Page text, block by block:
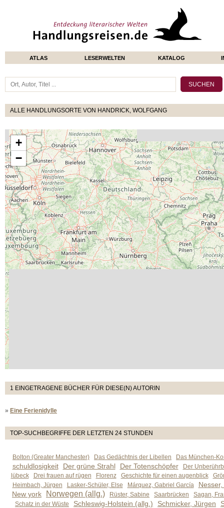
ATLAS LESERWELTEN KATALOG
ALLE HANDLUNGSORTE VON HANDRICK, WOLFGANG
+
−
1 EINGETRAGENE BÜCHER FÜR DIESE(N) AUTORIN
» Eine Ferienidylle
TOP-SUCHBEGRIFFE DER LETZTEN 24 STUNDEN
Bolton (Greater Manchester) Das Gedächtnis der Libellen Das München-
schuldlosigkeit Der grüne Strahl Der Totenschöpfer
Der
lübeck
Drei frauen auf rügen Florenz Geschichte für einen augenblick
Heimbach, Jürgen
Lasker-Schüler, Else Márquez, Gabriel García
New york
Norwegen (allg.) Rüster, Sabine Saarbrücken
Sagan,
Schatz in der Wüste
Schleswig-Holstein (allg.) Schmicker, Jürgen